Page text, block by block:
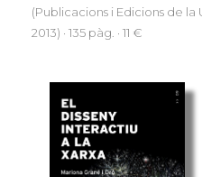
(Publicacions i Edicions de
2013) · 135 pàg. · 11 €